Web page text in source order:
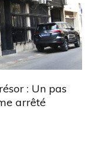
: Un pas
arrêté